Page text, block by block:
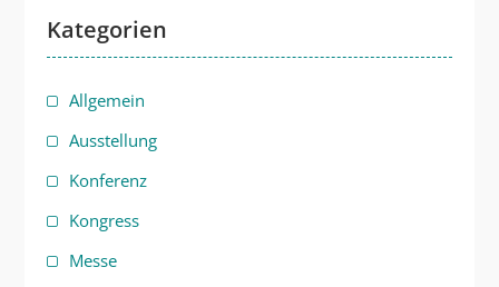
Kategorien
Allgemein
Ausstellung
Konferenz
Kongress
Messe